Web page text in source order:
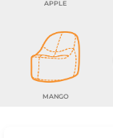
APPLE
MANGO